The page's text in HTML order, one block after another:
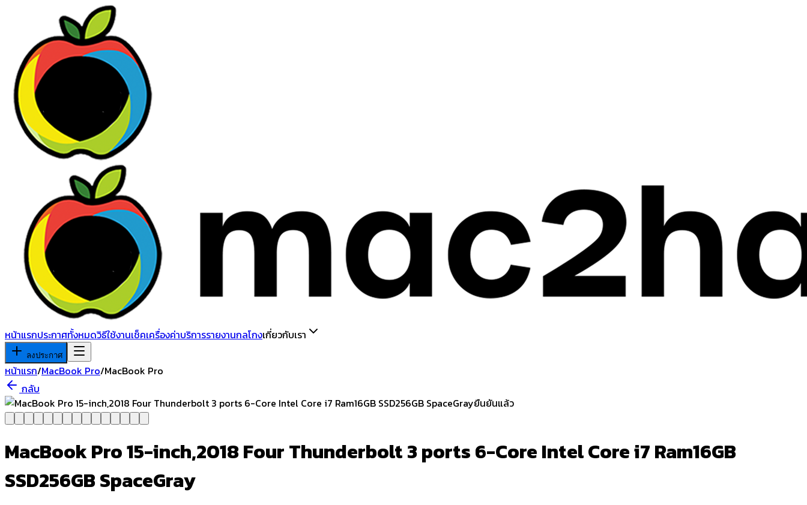
หน้าแรกประกาศทั้งหมดวิธีใช้งานเช็คเครื่องค่าบริการรายงานกลโกงเกี่ยวกับเรา
ลงประกาศ
หน้าแรก/MacBook Pro/MacBook Pro
กลับ
ยืนยันแล้ว
MacBook Pro 15-inch,2018 Four Thunderbolt 3 ports 6-Core Intel Core i7 Ram16GB
SSD256GB SpaceGray